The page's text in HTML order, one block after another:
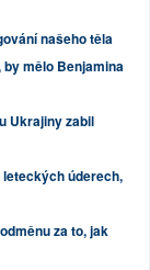
našeho těla
by mělo Benjamina
Ukrajiny zabil
leteckých úderech,
za to, jak